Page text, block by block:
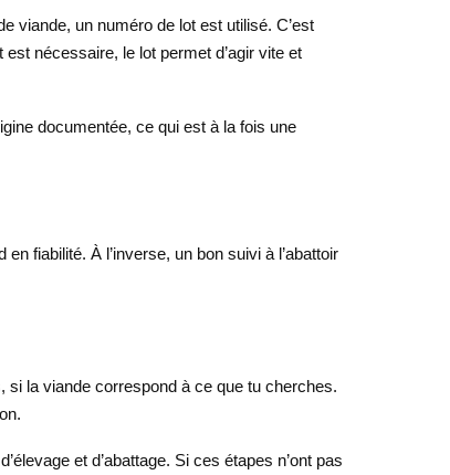
viande, un numéro de lot est utilisé. C’est
nécessaire, le lot permet d’agir vite et
documentée, ce qui est à la fois une
fiabilité. À l’inverse, un bon suivi à l’abattoir
si la viande correspond à ce que tu cherches.
et d’abattage. Si ces étapes n’ont pas